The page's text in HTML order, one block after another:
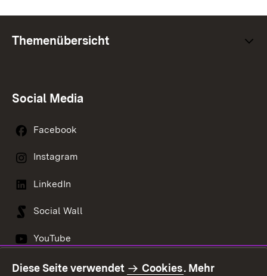
Themenübersicht
Social Media
Facebook
Instagram
LinkedIn
Social Wall
YouTube
Diese Seite verwendet Cookies. Mehr